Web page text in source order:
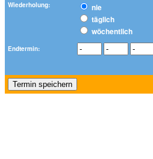
Wiederholung:
nie
täglich
wöchentlich
Endtermin: